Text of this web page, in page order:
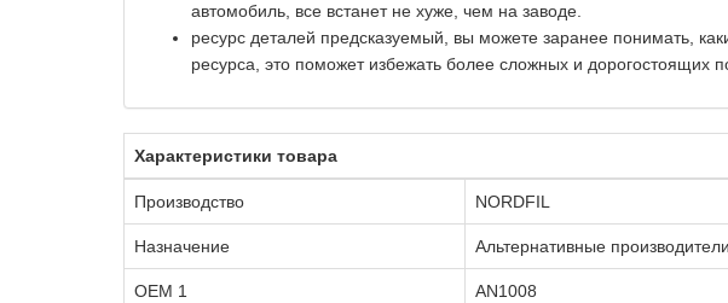
автомобиль, все встанет не хуже, чем на заводе.
ресурс деталей предсказуемый, вы можете заранее понимать,
ресурса, это поможет избежать более сложных и дорогостоящих
Характеристики товара
Производство NORDFIL
Назначение Альтернативные производители
OEM 1 AN1008